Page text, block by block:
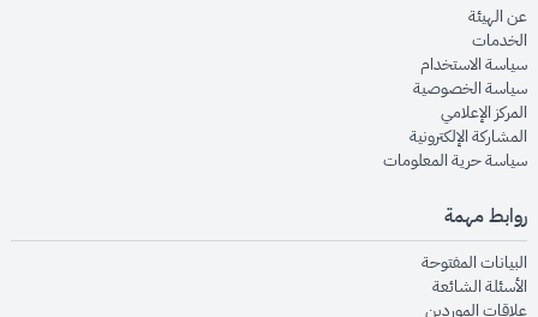
عن الهيئةopens in new window
الخدماتopens in new window
سياسة الاستخدام
سياسة الخصوصيةopens in new window
المركز الإعلاميopens in new window
المشاركة الإلكترونيةopens in new window
سياسة حرية المعلوماتopens in new window
روابط مهمة
البيانات المفتوحةopens in new window
الأسئلة الشائعةopens in new window
علاقات الموردينopens in new window